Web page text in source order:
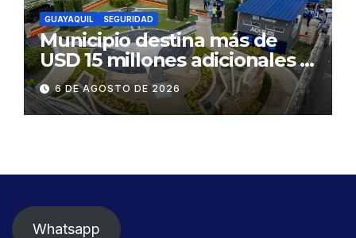
GUAYAQUIL SEGURIDAD
Municipio destina más de
USD 15 millones adicionales a
SEGURA EP para fortalecer la
seguridad ciudadana
6 DE AGOSTO DE 2026
Whatsapp